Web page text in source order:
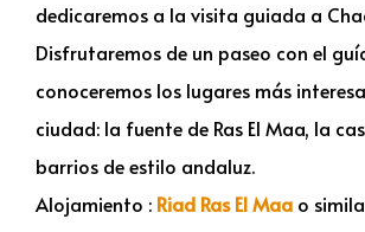
dedicaremos a la visita guiada a
Disfrutaremos de un paseo con el
conoceremos los lugares más
ciudad: la fuente de Ras El Maa, la
barrios de estilo andaluz.
Alojamiento : Riad Ras El Maa o